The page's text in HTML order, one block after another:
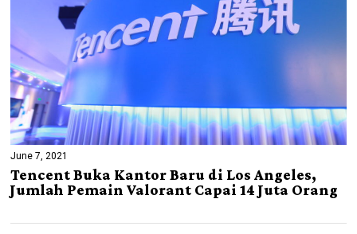
June 7, 2021
Tencent Buka Kantor Baru di Los Angeles,
Jumlah Pemain Valorant Capai 14 Juta Orang